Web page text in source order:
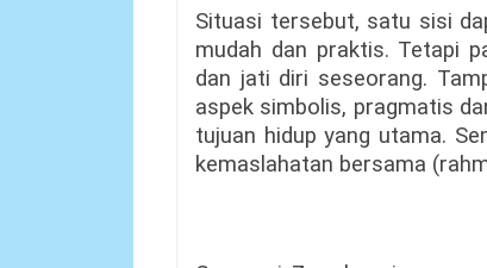
Situasi tersebut, satu sisi
mudah dan praktis. Tetapi
dan jati diri seseorang.
aspek simbolis, pragmatis
tujuan hidup yang utama.
kemaslahatan bersama